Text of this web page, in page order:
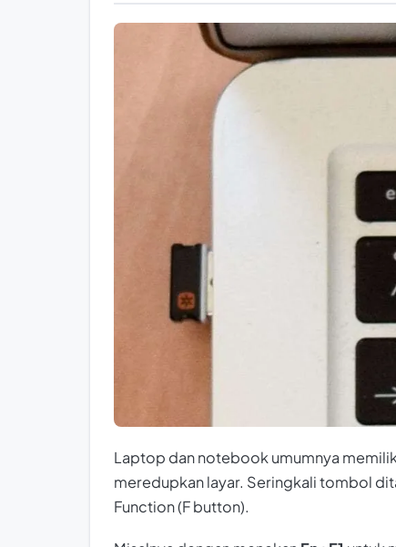
Laptop dan notebook umumnya
meredupkan layar. Seringkali tombol
Function (F button).